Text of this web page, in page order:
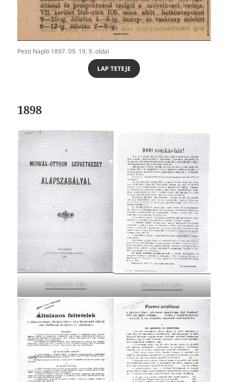
Pesti Napló 1897. 09. 19. 9. oldal
LAP TETEJE
1898
Nagyobb kép Nagyobb kép